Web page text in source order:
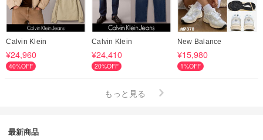
Calvin Klein
¥24,960
40%OFF
Calvin Klein
¥24,410
20%OFF
New Balance
¥15,980
1%OFF
もっと見る
最新商品